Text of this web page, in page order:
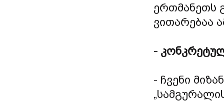
ერთმანეთს
ვითარებაა
-
- ჩვენი